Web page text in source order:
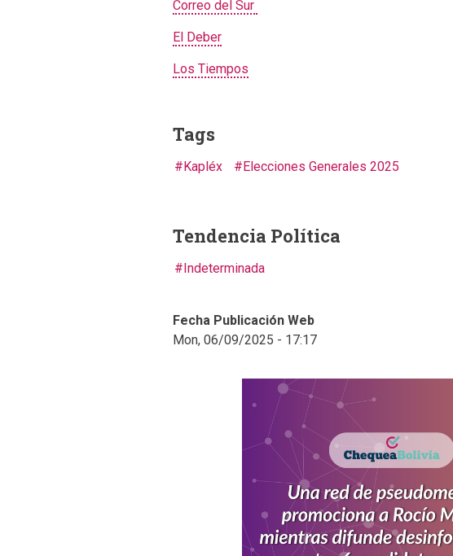
Correo del Sur
El Deber
Los Tiempos
Tags
Kapléx Elecciones Generales 2025
Tendencia Política
Indeterminada
Fecha Publicación Web
Mon, 06/09/2025 - 17:17